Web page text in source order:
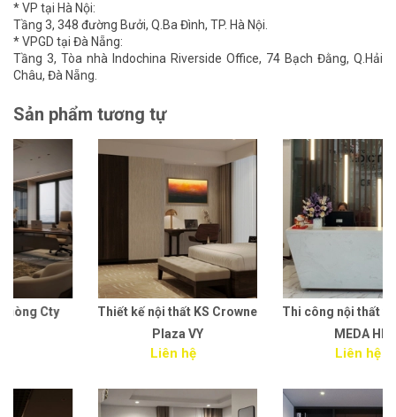
* VP tại Hà Nội:
Tầng 3, 348 đường Bưởi, Q.Ba Đình, TP. Hà Nội.
* VPGD tại Đà Nẵng:
Tầng 3, Tòa nhà Indochina Riverside Office, 74 Bạch Đằng, Q.Hải
Châu, Đà Nẵng.
Sản phẩm tương tự
Thiết kế nội thất KS Crowne
Thi công nội thất văn phòng